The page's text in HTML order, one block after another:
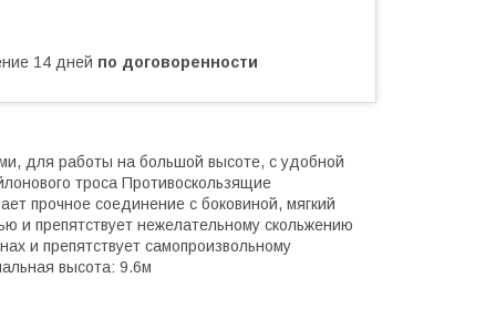
14 дней по договоренности
для работы на большой высоте, с удобной
троса Противоскользящие
прочное соединение с боковиной, мягкий
и препятствует нежелательному скольжению
и препятствует самопроизвольному
высота: 9.6м